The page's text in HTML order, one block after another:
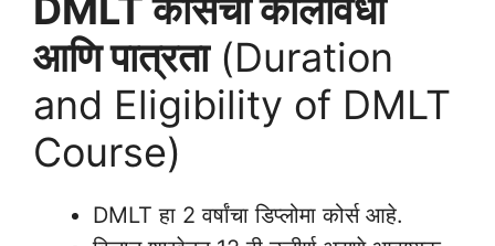
DMLT कोर्सचा कालावधी
आणि पात्रता(Duration
and Eligibility of DMLT
Course)
DMLT हा 2 वर्षांचा डिप्लोमा कोर्स आहे.